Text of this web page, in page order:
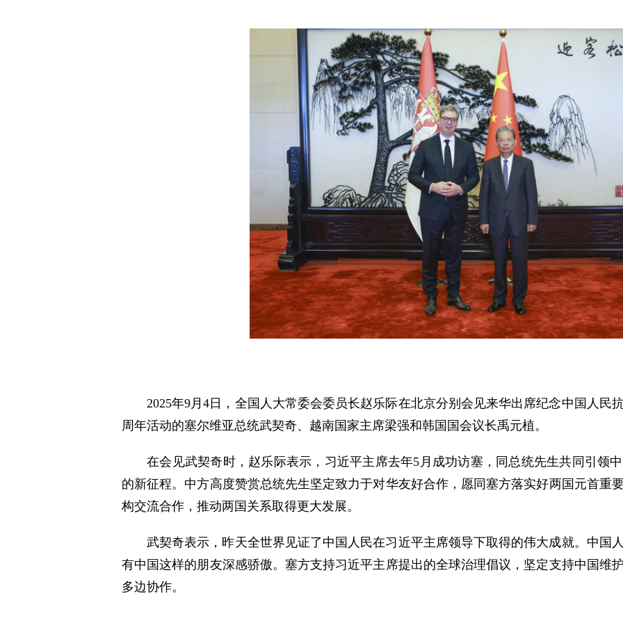
2025年9月4日，全国人大常委会委员长赵乐际在北京分别会见来华出席纪念中国人民
周年活动的塞尔维亚总统武契奇、越南国家主席梁强和韩国国会议长禹元植。
在会见武契奇时，赵乐际表示，习近平主席去年5月成功访塞，同总统先生共同引领
的新征程。中方高度赞赏总统先生坚定致力于对华友好合作，愿同塞方落实好两国元首重
构交流合作，推动两国关系取得更大发展。
武契奇表示，昨天全世界见证了中国人民在习近平主席领导下取得的伟大成就。中国
有中国这样的朋友深感骄傲。塞方支持习近平主席提出的全球治理倡议，坚定支持中国维
多边协作。